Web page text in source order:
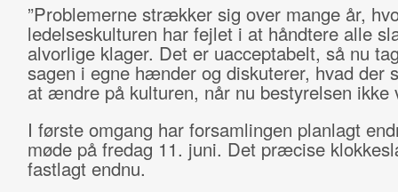
”Problemerne strækker sig over mange år,
ledelseskulturen har fejlet i at håndtere alle
alvorlige klager. Det er uacceptabelt, så nu
sagen i egne hænder og diskuterer, hvad der
at ændre på kulturen, når nu bestyrelsen ikke
I første omgang har forsamlingen planlagt
møde på fredag 11. juni. Det præcise
fastlagt endnu.